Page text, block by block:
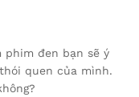
phim đen bạn sẽ ý
quen của mình.